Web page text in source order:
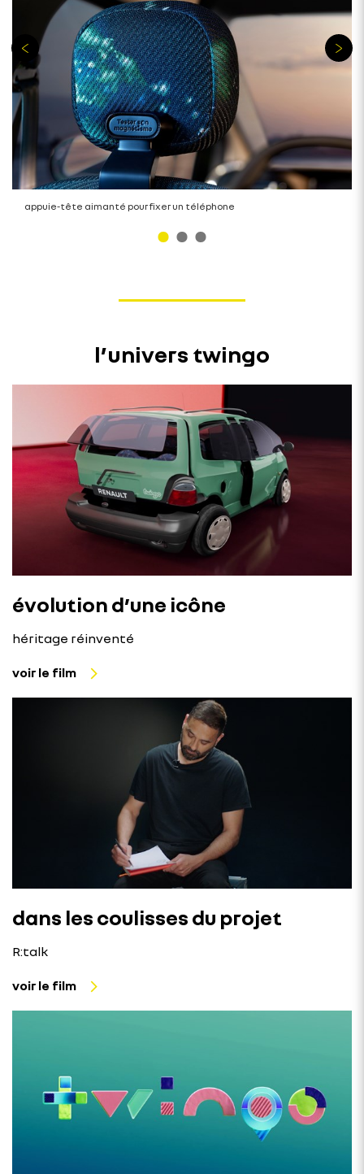
appuie-tête aimanté pour fixer un téléphone
l’univers twingo
évolution d’une icône
héritage réinventé
voir le film
dans les coulisses du projet
R:talk
voir le film